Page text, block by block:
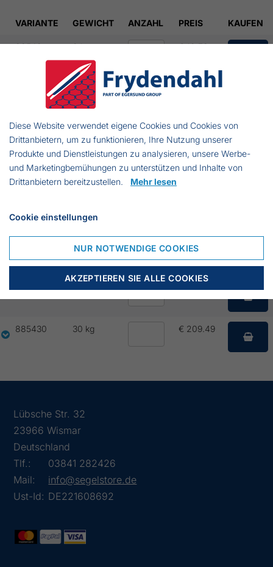
VARIANTE GEWICHT ANZAHL PREIS KAUFEN
88542 2 kg € 12.73
4 kg € 23.93
88546 6 kg € 36.66
88548 8 kg € 55.95
16 kg € 97.12
885425 25 kg € 144.30
885430 30 kg € 209.49
Lübsche Str. 32
23966 Wismar
Deutschland
Tlf.:
03841 282426
Mail:
info@segelstore.de
Ust-Id: DE221608692
Diese Website verwendet eigene Cookies und Cookies von
Drittanbietern, um zu funktionieren, Ihre Nutzung unserer
Produkte und Dienstleistungen zu analysieren, unsere Werbe-
und Marketingbemühungen zu unterstützen und Inhalte von
Drittanbietern bereitzustellen. Mehr lesen
Cookie einstellungen
NUR NOTWENDIGE COOKIES
AKZEPTIEREN SIE ALLE COOKIES